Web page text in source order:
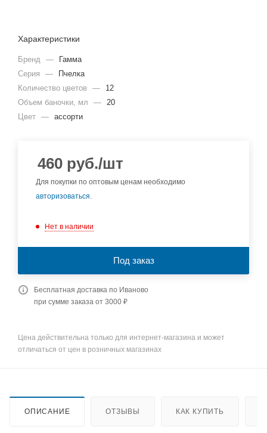
Характеристики
Бренд —
Гамма
Серия
—
Пчелка
Количество цветов
—
12
Объем баночки, мл
— 20
Цвет — ассорти
460 руб./шт
Для покупки по оптовым ценам необходимо
авторизоваться.
Нет в наличии
Под заказ
Бесплатная доставка по Иваново
при сумме заказа от 3000 ₽
Цена действительна только для интернет-магазина и может
отличаться от цен в розничных магазинах
ОПИСАНИЕ ОТЗЫВЫ КАК КУПИТЬ